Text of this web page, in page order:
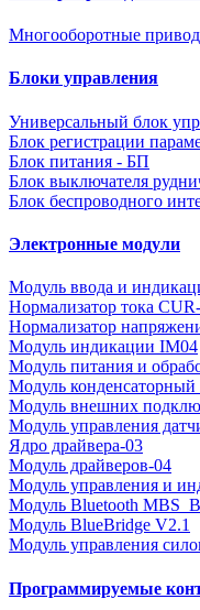
Многооборотные
Блоки управления
Универсальный блок
Блок регистрации
Блок питания - БП
Блок выключателя
Блок беспроводного
Электронные модули
Модуль ввода и
Нормализатор тока
Нормализатор
Модуль индикации IM04
Модуль питания и
Модуль конденсаторный
Модуль внешних
Модуль управления
Ядро драйвера-03
Модуль драйверов-04
Модуль управления и
Модуль Bluetooth
Модуль BlueBridge V2.1
Модуль управления
Программируемые